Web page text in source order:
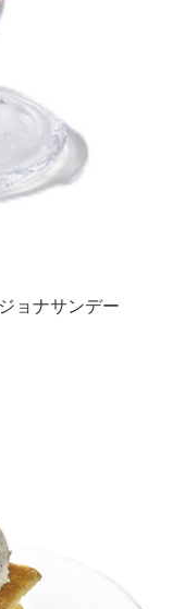
ョナサンデー